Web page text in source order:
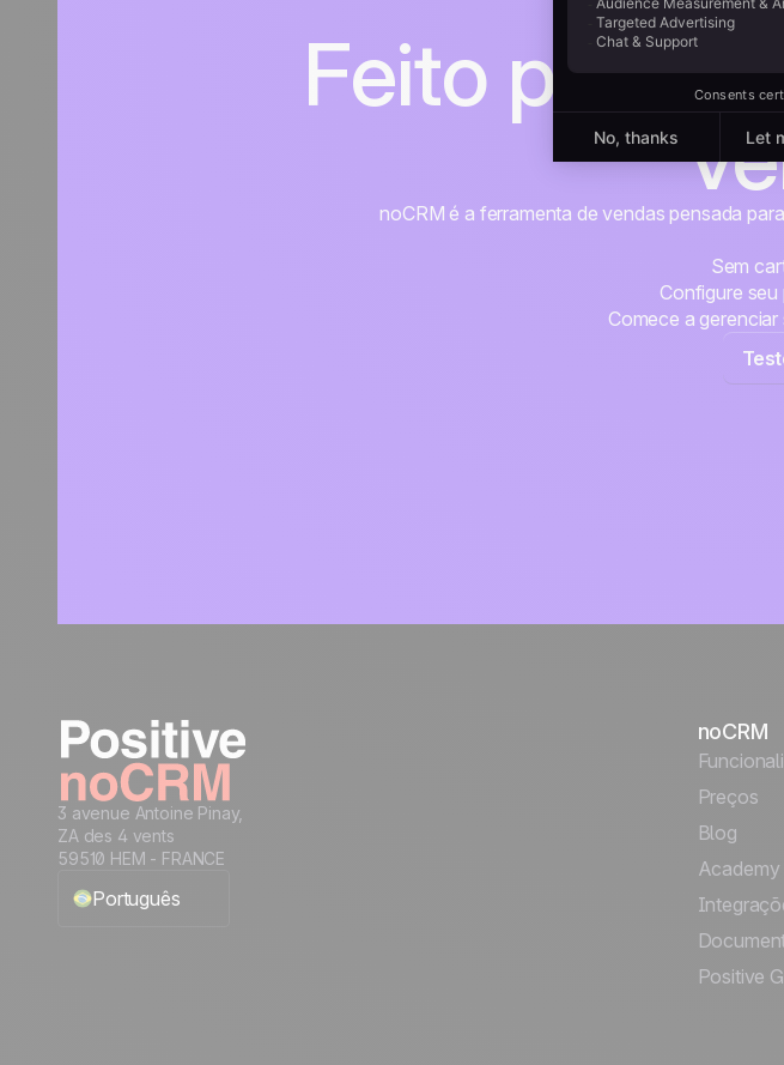
Feito para
noCRM é a ferramenta de vendas pensada
Sem
Configure seu
Comece a
3 avenue Antoine Pinay,
ZA des 4 vents
59510 HEM - FRANCE
Português
noCRM
Preços
Blog
Academy
Positive